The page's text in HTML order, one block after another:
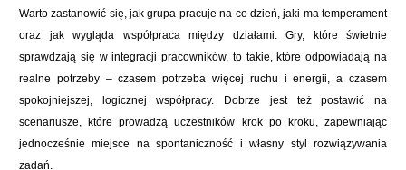
Warto zastanowić się, jak grupa pracuje na co dzień, jaki ma temperament
oraz jak wygląda współpraca między działami. Gry, które świetnie
sprawdzają się w integracji pracowników, to takie, które odpowiadają na
realne potrzeby – czasem potrzeba więcej ruchu i energii, a czasem
spokojniejszej, logicznej współpracy. Dobrze jest też postawić na
scenariusze, które prowadzą uczestników krok po kroku, zapewniając
jednocześnie miejsce na spontaniczność i własny styl rozwiązywania
zadań.